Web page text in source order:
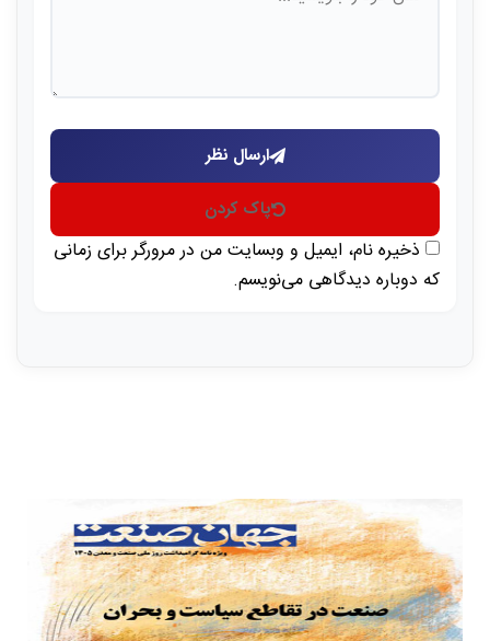
ارسال نظر
پاک کردن
ذخیره نام، ایمیل و وبسایت من در مرورگر برای زمانی
که دوباره دیدگاهی می‌نویسم.